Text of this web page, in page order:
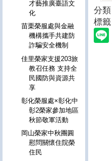
分
標
才藝推廣臺語文
化
苗栗榮服處與金融
機構攜手共建防
詐騙安全機制
佳里榮家支援203旅
教召任務 支持全
民國防與資源共
享
彰化榮服處×彰化中
彰2榮家參加地區
秋節敬軍活動
岡山榮家中秋團圓
慰問關懷住院榮
住民